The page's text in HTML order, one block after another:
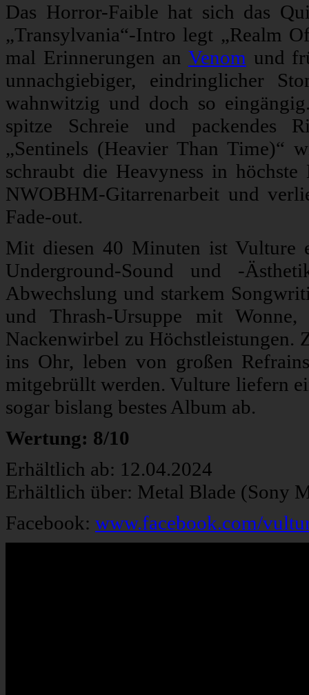
Das Horror-Faible hat sich das
„Transylvania“-Intro legt „Realm
mal Erinnerungen an Venom und
unnachgiebiger, eindringlicher
wahnwitzig und doch so
spitze Schreie und packendes
„Sentinels (Heavier Than Time)“
schraubt die Heavyness in
NWOBHM-Gitarrenarbeit und
Fade-out.
Mit diesen 40 Minuten ist Vulture
Underground-Sound und -
Abwechslung und starkem
und Thrash-Ursuppe mit
Nackenwirbel zu Höchstleistungen.
ins Ohr, leben von großen
mitgebrüllt werden. Vulture liefern
sogar bislang bestes Album ab.
Wertung: 8/10
Erhältlich ab: 12.04.2024
Erhältlich über: Metal Blade (Sony
Facebook: www.facebook.com/